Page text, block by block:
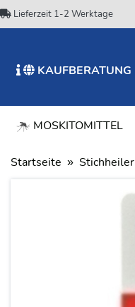
Lieferzeit 1-2 Werktage
KAUFBERATUNG
MOSKITOMITTEL
Startseite Stichheiler